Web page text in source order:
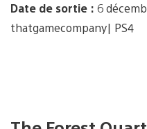
Date de sortie : 6
thatgamecompany| PS4